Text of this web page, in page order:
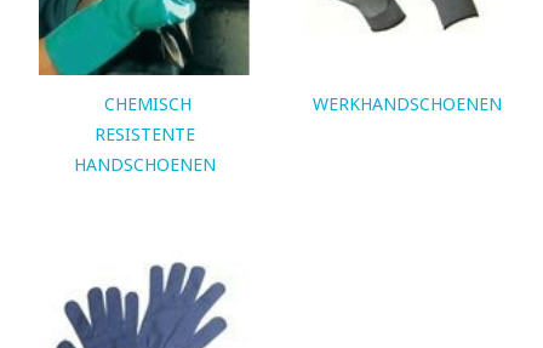
CHEMISCH
RESISTENTE
HANDSCHOENEN
WERKHANDSCHOENEN